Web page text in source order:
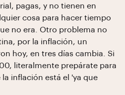
pagas, y no tienen en
cosa para hacer tiempo
no era. Otro problema no
por la inflación, un
hoy, en tres días cambia. Si
literalmente prepárate para
inflación está el 'ya que